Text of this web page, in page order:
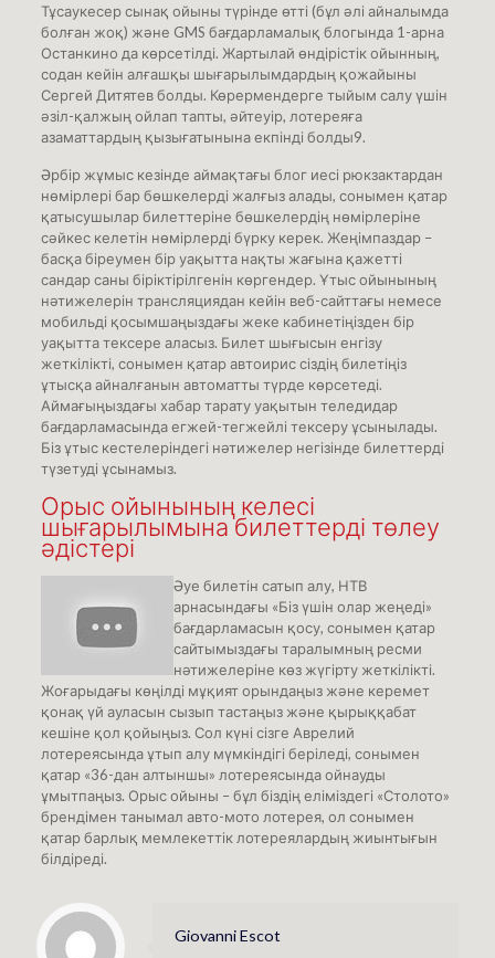
Тұсаукесер сынақ ойыны түрінде өтті (бұл әлі айналымда
болған жоқ) және GMS бағдарламалық блогында 1-арна
Останкино да көрсетілді. Жартылай өндірістік ойынның,
содан кейін алғашқы шығарылымдардың қожайыны
Сергей Дитятев болды. Көрермендерге тыйым салу үшін
әзіл-қалжың ойлап тапты, әйтеуір, лотереяға
азаматтардың қызығатынына екпінді болды9.
Әрбір жұмыс кезінде аймақтағы блог иесі рюкзактардан
нөмірлері бар бөшкелерді жалғыз алады, сонымен қатар
қатысушылар билеттеріне бөшкелердің нөмірлеріне
сәйкес келетін нөмірлерді бүрку керек. Жеңімпаздар –
басқа біреумен бір уақытта нақты жағына қажетті
сандар саны біріктірілгенін көргендер. Ұтыс ойынының
нәтижелерін трансляциядан кейін веб-сайттағы немесе
мобильді қосымшаңыздағы жеке кабинетіңізден бір
уақытта тексере аласыз. Билет шығысын енгізу
жеткілікті, сонымен қатар автоирис сіздің билетіңіз
ұтысқа айналғанын автоматты түрде көрсетеді.
Аймағыңыздағы хабар тарату уақытын теледидар
бағдарламасында егжей-тегжейлі тексеру ұсынылады.
Біз ұтыс кестелеріндегі нәтижелер негізінде билеттерді
түзетуді ұсынамыз.
Орыс ойынының келесі
шығарылымына билеттерді төлеу
әдістері
Әуе билетін сатып алу, НТВ
арнасындағы «Біз үшін олар жеңеді»
бағдарламасын қосу, сонымен қатар
сайтымыздағы таралымның ресми
нәтижелеріне көз жүгірту жеткілікті.
Жоғарыдағы көңілді мұқият орындаңыз және керемет
қонақ үй ауласын сызып тастаңыз және қырыққабат
кешіне қол қойыңыз. Сол күні сізге Аврелий
лотереясында ұтып алу мүмкіндігі беріледі, сонымен
қатар «36-дан алтыншы» лотереясында ойнауды
ұмытпаңыз. Орыс ойыны – бұл біздің еліміздегі «Столото»
брендімен танымал авто-мото лотерея, ол сонымен
қатар барлық мемлекеттік лотереялардың жиынтығын
білдіреді.
Giovanni Escot